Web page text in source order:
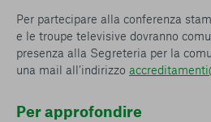
Per partecipare alla conferenza
e le troupe televisive dovranno
presenza alla Segreteria per la
una mail all’indirizzo
Per approfondire